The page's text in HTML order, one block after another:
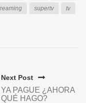
supertv tv
Next Post
YA PAGUE ¿AHORA
QUÉ HAGO?